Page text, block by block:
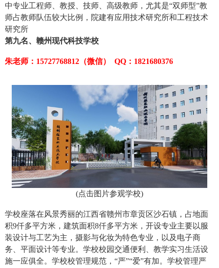
中专业工程师、教授、技师、高级教师，尤其是“双师型”教
师占教师队伍较大比例，院建有应用技术研究所和工程技术
研究所
第九名、赣州现代科技学校
朱老师：15727768812（微信） QQ：1821680376
(点击图片参观学校)
学校座落在风景秀丽的江西省赣州市章贡区沙石镇，占地面
积9仟多平方米，建筑面积8仟多平方米，开设专业主要以服
装设计与工艺为主，摄影与化妆为特色专业，以及电子商
务、平面设计等专业。学校校园交通便利、教学实习生活设
施一应俱全。学校校管理规范，“严”“爱”有加。学校管理严